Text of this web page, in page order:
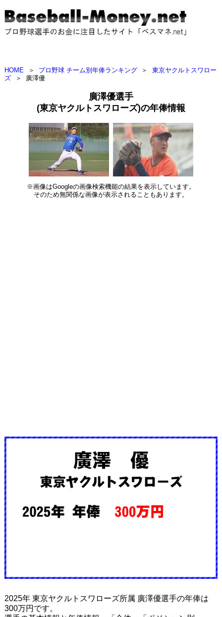
HOME ＞ プロ野球 チーム別年俸ランキング ＞
東京ヤクルトスワロー
ズ
＞ 廣澤優
廣澤優選手
(東京ヤクルトスワローズ)の年俸情報
※画像はGoogleの画像検索機能の結果を表示しています。
そのため無関係な画像が表示されることもあります。
2025年 東京ヤクルトスワローズ所属 廣澤優選手の年俸は
300万円です。